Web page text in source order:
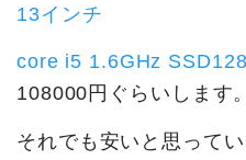
13インチ
core i5 1.6GHz
108000円ぐらいします。
それでも安いと思って